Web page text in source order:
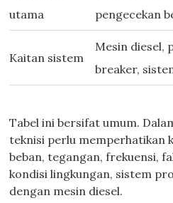
utama
pengecekan
Kaitan sistem
Mesin diesel,
breaker,
Tabel ini bersifat umum.
teknisi perlu memperhatikan
beban, tegangan, frekuensi,
kondisi lingkungan, sistem
dengan mesin diesel.